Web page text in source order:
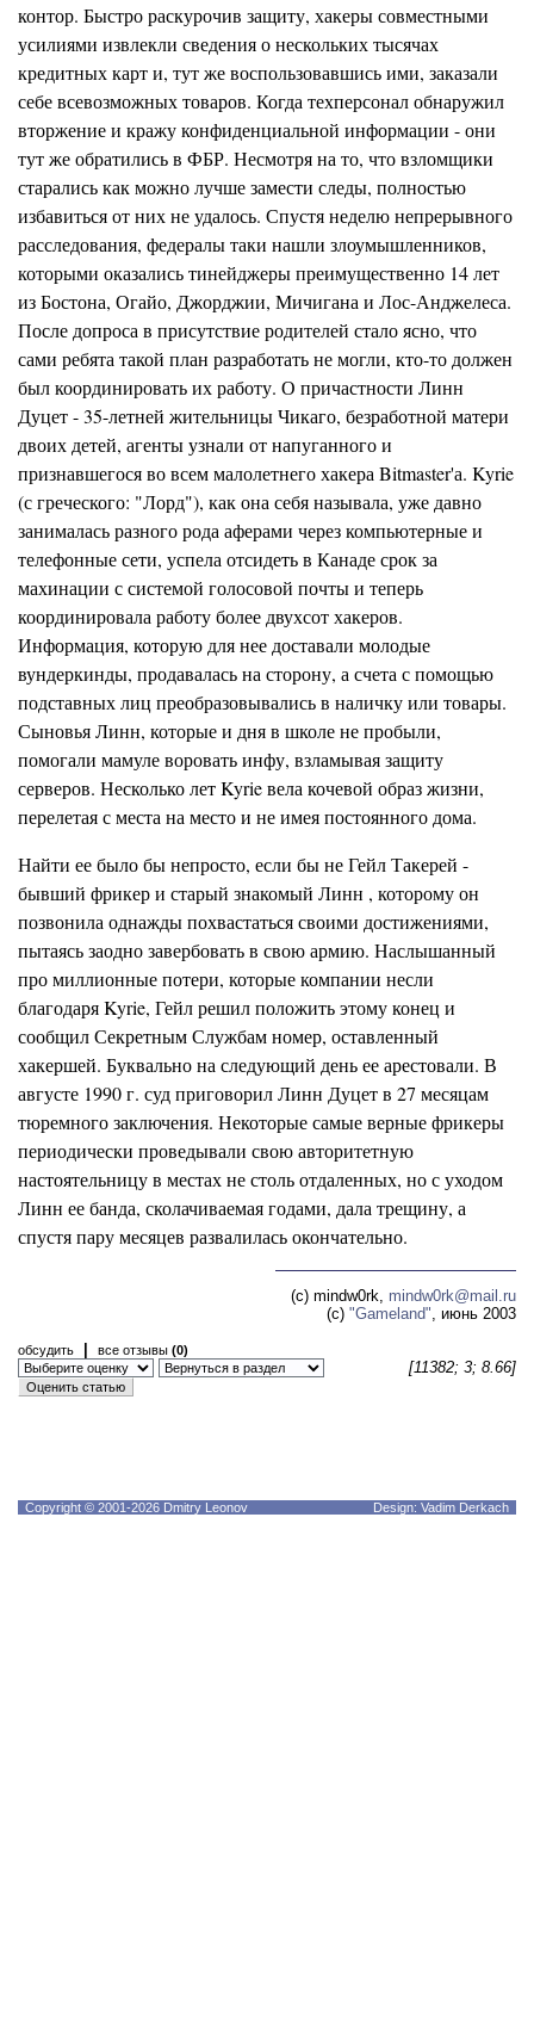
контор. Быстро раскурочив защиту, хакеры совместными
усилиями извлекли сведения о нескольких тысячах
кредитных карт и, тут же воспользовавшись ими, заказали
себе всевозможных товаров. Когда техперсонал обнаружил
вторжение и кражу конфиденциальной информации - они
тут же обратились в ФБР. Несмотря на то, что взломщики
старались как можно лучше замести следы, полностью
избавиться от них не удалось. Спустя неделю непрерывного
расследования, федералы таки нашли злоумышленников,
которыми оказались тинейджеры преимущественно 14 лет
из Бостона, Огайо, Джорджии, Мичигана и Лос-Анджелеса.
После допроса в присутствие родителей стало ясно, что
сами ребята такой план разработать не могли, кто-то должен
был координировать их работу. О причастности Линн
Дуцет - 35-летней жительницы Чикаго, безработной матери
двоих детей, агенты узнали от напуганного и
признавшегося во всем малолетнего хакера Bitmaster'а. Kyrie
(с греческого: "Лорд"), как она себя называла, уже давно
занималась разного рода аферами через компьютерные и
телефонные сети, успела отсидеть в Канаде срок за
махинации с системой голосовой почты и теперь
координировала работу более двухсот хакеров.
Информация, которую для нее доставали молодые
вундеркинды, продавалась на сторону, а счета с помощью
подставных лиц преобразовывались в наличку или товары.
Сыновья Линн, которые и дня в школе не пробыли,
помогали мамуле воровать инфу, взламывая защиту
серверов. Несколько лет Kyrie вела кочевой образ жизни,
перелетая с места на место и не имея постоянного дома.
Найти ее было бы непросто, если бы не Гейл Такерей -
бывший фрикер и старый знакомый Линн , которому он
позвонила однажды похвастаться своими достижениями,
пытаясь заодно завербовать в свою армию. Наслышанный
про миллионные потери, которые компании несли
благодаря Kyrie, Гейл решил положить этому конец и
сообщил Секретным Службам номер, оставленный
хакершей. Буквально на следующий день ее арестовали. В
августе 1990 г. суд приговорил Линн Дуцет в 27 месяцам
тюремного заключения. Некоторые самые верные фрикеры
периодически проведывали свою авторитетную
настоятельницу в местах не столь отдаленных, но с уходом
Линн ее банда, сколачиваемая годами, дала трещину, а
спустя пару месяцев развалилась окончательно.
(c) mindw0rk, mindw0rk@mail.ru
(c) "Gameland", июнь 2003
обсудить все отзывы (0)
[11382; 3; 8.66]
Copyright © 2001-2026 Dmitry Leonov Design: Vadim Derkach